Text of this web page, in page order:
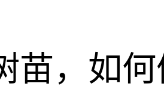
苗，如